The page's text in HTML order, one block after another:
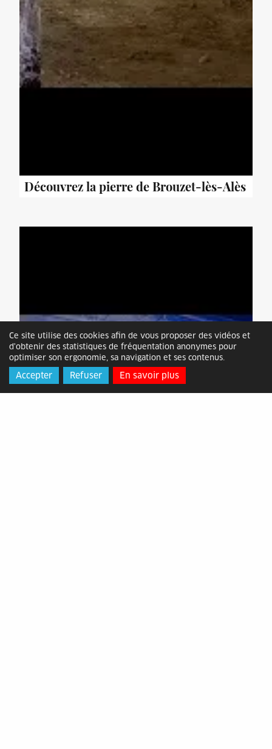
Ce site utilise des cookies afin de vous proposer des vidéos et
d'obtenir des statistiques de fréquentation anonymes pour
optimiser son ergonomie, sa navigation et ses contenus.
Accepter Refuser En savoir plus
Découvrez la pierre de Brouzet-lès-Alès